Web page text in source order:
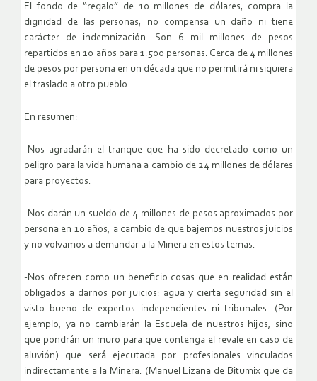
El fondo de “regalo” de 10 millones de dólares, compra la
dignidad de las personas, no compensa un daño ni tiene
carácter de indemnización. Son 6 mil millones de pesos
repartidos en 10 años para 1.500 personas. Cerca de 4 millones
de pesos por persona en un década que no permitirá ni siquiera
el traslado a otro pueblo.
En resumen:
-Nos agradarán el tranque que ha sido decretado como un
peligro para la vida humana a cambio de 24 millones de dólares
para proyectos.
-Nos darán un sueldo de 4 millones de pesos aproximados por
persona en 10 años, a cambio de que bajemos nuestros juicios
y no volvamos a demandar a la Minera en estos temas.
-Nos ofrecen como un beneficio cosas que en realidad están
obligados a darnos por juicios: agua y cierta seguridad sin el
visto bueno de expertos independientes ni tribunales. (Por
ejemplo, ya no cambiarán la Escuela de nuestros hijos, sino
que pondrán un muro para que contenga el revale en caso de
aluvión) que será ejecutada por profesionales vinculados
indirectamente a la Minera. (Manuel Lizana de Bitumix que da